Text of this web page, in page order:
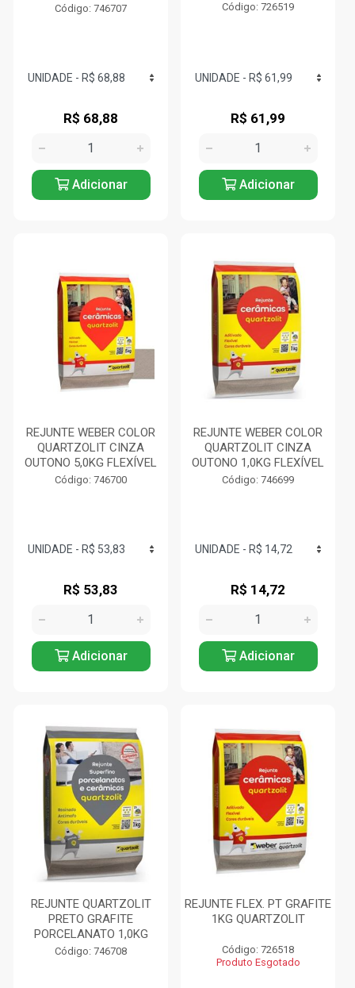
Código: 746707
R$ 68,88
Adicionar
Código: 726519
R$ 61,99
Adicionar
REJUNTE WEBER COLOR
QUARTZOLIT CINZA
OUTONO 5,0KG FLEXÍVEL
Código: 746700
R$ 53,83
Adicionar
REJUNTE WEBER COLOR
QUARTZOLIT CINZA
OUTONO 1,0KG FLEXÍVEL
Código: 746699
R$ 14,72
Adicionar
REJUNTE QUARTZOLIT
PRETO GRAFITE
PORCELANATO 1,0KG
Código: 746708
REJUNTE FLEX. PT GRAFITE
1KG QUARTZOLIT
Código: 726518
Produto Esgotado